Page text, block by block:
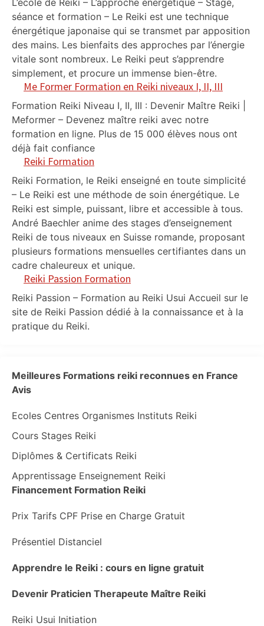
L’école de Reiki – L’approche énergétique – Stage,
séance et formation – Le Reiki est une technique
énergétique japonaise qui se transmet par apposition
des mains. Les bienfaits des approches par l’énergie
vitale sont nombreux. Le Reiki peut s’apprendre
simplement, et procure un immense bien-être.
Me Former Formation en Reiki niveaux I, II, III
Formation Reiki Niveau I, II, III : Devenir Maître Reiki |
Meformer – Devenez maître reiki avec notre
formation en ligne. Plus de 15 000 élèves nous ont
déjà fait confiance
Reiki Formation
Reiki Formation, le Reiki enseigné en toute simplicité
– Le Reiki est une méthode de soin énergétique. Le
Reiki est simple, puissant, libre et accessible à tous.
André Baechler anime des stages d’enseignement
Reiki de tous niveaux en Suisse romande, proposant
plusieurs formations mensuelles certifiantes dans un
cadre chaleureux et unique.
Reiki Passion Formation
Reiki Passion – Formation au Reiki Usui Accueil sur le
site de Reiki Passion dédié à la connaissance et à la
pratique du Reiki.
Meilleures Formations reiki reconnues en France
Avis
Ecoles Centres Organismes Instituts Reiki
Cours Stages Reiki
Diplômes & Certificats Reiki
Apprentissage Enseignement Reiki
Financement Formation Reiki
Prix Tarifs CPF Prise en Charge Gratuit
Présentiel Distanciel
Apprendre le Reiki : cours en ligne gratuit
Devenir Praticien Therapeute Maître Reiki
Reiki Usui Initiation